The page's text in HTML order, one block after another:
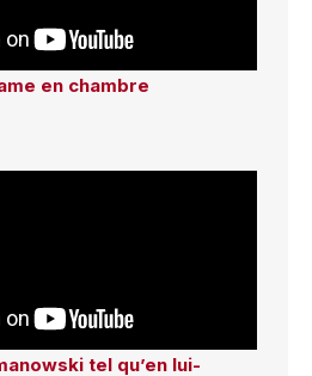
en chambre
tel qu’en lui-